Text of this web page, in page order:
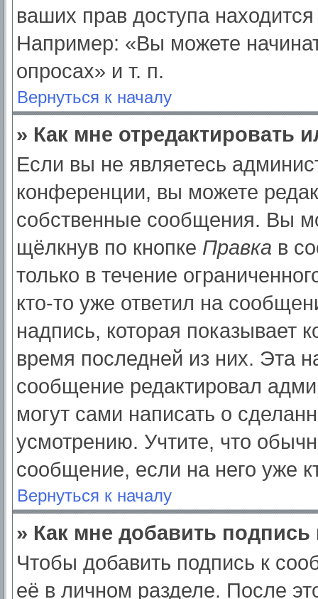
ваших прав доступа
Например: «Вы можете
опросах» и т. п.
Вернуться к началу
» Как мне отредактировать
Если вы не являетесь
конференции, вы можете
собственные сообщения. Вы
щёлкнув по кнопке Правка в
только в течение
кто-то уже ответил на
надпись, которая показывает
время последней из них. Эта
сообщение редактировал
могут сами написать о
усмотрению. Учтите, что
сообщение, если на него уже
Вернуться к началу
» Как мне добавить
Чтобы добавить подпись к
её в личном разделе. После